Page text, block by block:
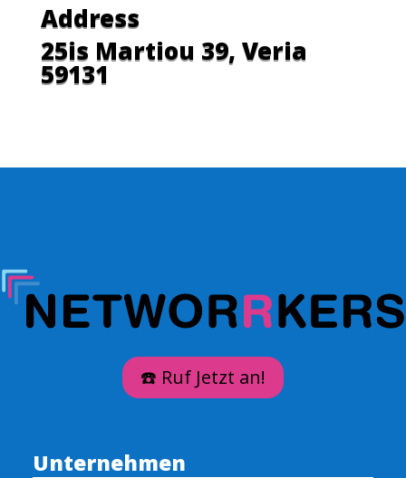
Address
25is Martiou 39, Veria
59131
☎️ Ruf Jetzt an!
Unternehmen